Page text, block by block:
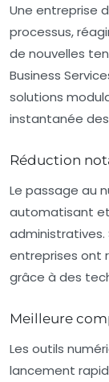
Une entreprise
processus,
de nouvelles
Business
solutions
instantanée
Réduction
Le passage au
automatisant
administratives.
entreprises ont
grâce à des
Meilleure
Les outils
lancement